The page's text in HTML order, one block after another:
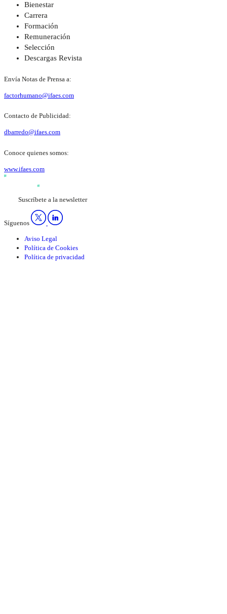
Bienestar
Carrera
Formación
Remuneración
Selección
Descargas Revista
Envía Notas de Prensa a:
factorhumano@ifaes.com
Contacto de Publicidad:
dbarredo@ifaes.com
Conoce quienes somos:
www.ifaes.com
Suscríbete a la newsletter
Síguenos
Aviso Legal
Política de Cookies
Política de privacidad